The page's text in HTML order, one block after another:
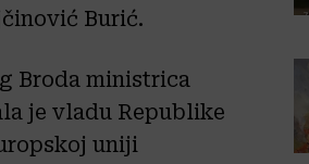
Burić.
Broda ministrica
je vladu Republike
uniji